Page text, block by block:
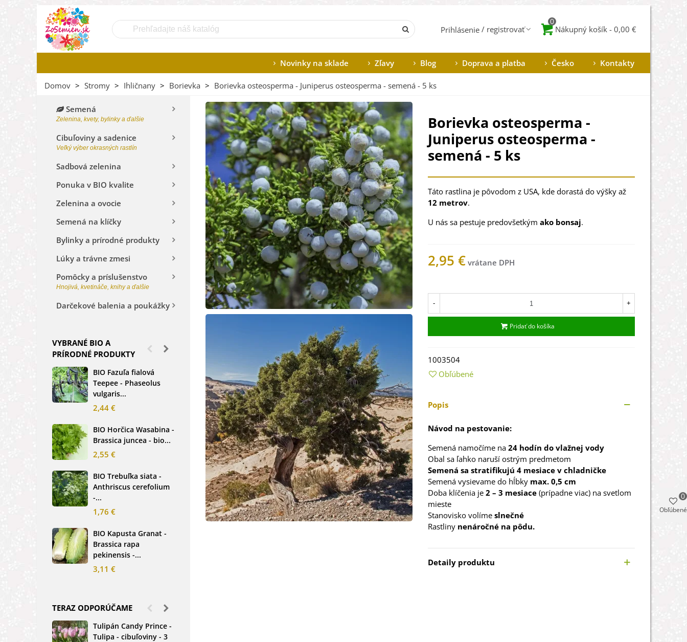
Prihlásenie
0
Nákupný košík - 0,00 €
Novinky na sklade Zľavy Blog Doprava a platba Česko Kontakty
Domov > Stromy > Ihličnany > Borievka > Borievka osteosperma - Juniperus osteosperma - semená - 5 ks
Semená
Zelenina, kvety, bylinky a ďalšie
Cibuľoviny a sadenice
Veľký výber okrasných rastlín
Sadbová zelenina
Ponuka v BIO kvalite
Zelenina a ovocie
Semená na klíčky
Bylinky a prírodné produkty
Lúky a trávne zmesi
Pomôcky a príslušenstvo
Hnojivá, kvetináče, knihy a ďalšie
Darčekové balenia a poukážky
VYBRANÉ BIO A
PRÍRODNÉ PRODUKTY
BIO Fazuľa fialová
Teepee - Phaseolus
vulgaris...
2,44 €
BIO Horčica Wasabina -
Brassica juncea - bio...
2,55 €
BIO Trebuľka siata -
Anthriscus cerefolium
-...
1,76 €
BIO Kapusta Granat -
Brassica rapa
pekinensis -...
3,11 €
BIO Mangold dúhový -
Beta vulgaris - bio
semená...
2,39 €
BIO Bazalka pravá
červená - Ocimum
basilicum -...
2,55 €
BIO Stévia sladká -
Stevia rebaudiana -
bio...
3,83 €
TERAZ ODPORÚČAME
Tulipán Candy Prince -
Tulipa - cibuľoviny - 3
Borievka osteosperma -
Juniperus osteosperma -
semená - 5 ks
Táto rastlina je pôvodom z USA, kde dorastá do výšky až
12 metrov.
U nás sa pestuje predovšetkým ako bonsaj.
2,95 €
- +
Pridať do košíka
1003504
Obľúbené
Popis
Návod na pestovanie:
Semená namočíme na 24 hodín do vlažnej vody
Obal sa ľahko naruší ostrým predmetom
Semená sa stratifikujú 4 mesiace v chladničke
Semená vysievame do hĺbky max. 0,5 cm
Doba klíčenia je 2 – 3 mesiace (prípadne viac) na svetlom
mieste
Stanovisko volíme slnečné
Rastliny nenáročné na pôdu.
Detaily produktu
Obľúbené
0